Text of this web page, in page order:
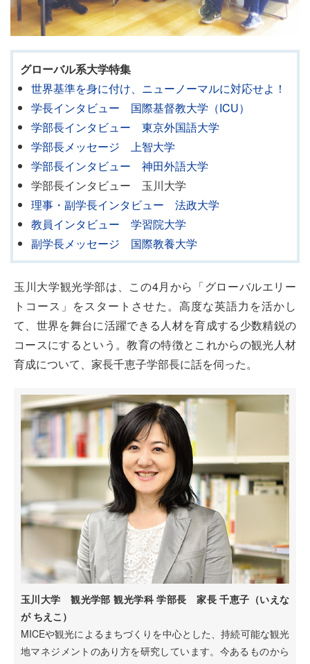
グローバル系大学特集
世界基準を身に付け、ニューノーマルに対応せよ！
学長インタビュー 国際基督教大学（ICU）
学部長インタビュー 東京外国語大学
学部長メッセージ 上智大学
学部長インタビュー 神田外語大学
学部長インタビュー 玉川大学
理事・副学長インタビュー 法政大学
教員インタビュー 学習院大学
副学長メッセージ 国際教養大学
玉川大学観光学部は、この4月から「グローバルエリー
トコース」をスタートさせた。高度な英語力を活かし
て、世界を舞台に活躍できる人材を育成する少数精鋭の
コースにするという。教育の特徴とこれからの観光人材
育成について、家長千恵子学部長に話を伺った。
玉川大学 観光学部 観光学科 学部長 家長 千恵子（いえな
が ちえこ）
MICEや観光によるまちづくりを中心とした、持続可能な観光
地マネジメントのあり方を研究しています。今あるものから